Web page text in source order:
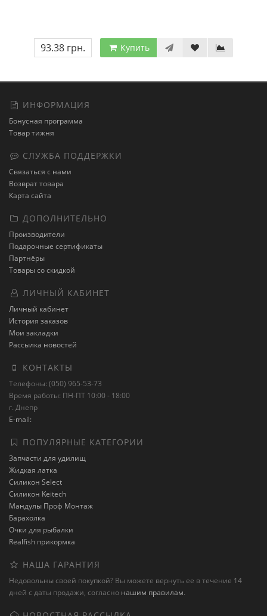
93.38 грн. Купить
ИНФОРМАЦИЯ
Бонусная программа
Товар тижня
СЛУЖБА ПОДДЕРЖКИ
Связаться с нами
Возврат товара
Карта сайта
ДОПОЛНИТЕЛЬНО
Производители
Подарочные сертификаты
Партнёры
Товары со скидкой
ЛИЧНЫЙ КАБИНЕТ
Личный кабинет
История заказов
Мои закладки
Рассылка новостей
КОНТАКТЫ
Телефоны: (050) 965-53-73
Время работы: ПН-ПТ 10:00 - 18:00
г. Днепр
E-mail:
ПОПУЛЯРНЫЕ КАТЕГОРИИ
Запчасти для удилищ
Жидкая латка
Силикон Select
Силикон Keitech
Мандулы Проф Монтаж
Барахолка
Очки для рыбалки
Realfish прикормка
НАША ГАРАНТИЯ
Недовольны своей покупкой? Вы можете вернуть ее в течение 14
дней с даты продажи, согласно нашим правилам.